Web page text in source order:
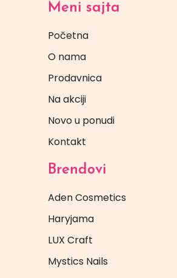
Meni sajta
Početna
O nama
Prodavnica
Na akciji
Novo u ponudi
Kontakt
Brendovi
Aden Cosmetics
Haryjama
LUX Craft
Mystics Nails